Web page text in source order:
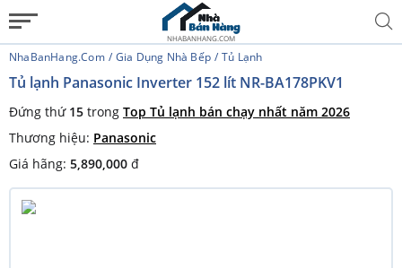
NHABANHANG.COM
NhaBanHang.com Gia Dụng Nhà Bếp Tủ Lạnh
Tủ lạnh Panasonic Inverter 152 lít NR-BA178PKV1
Đứng thứ 15 trong Top Tủ lạnh bán chạy nhất năm 2026
Thương hiệu: Panasonic
Giá hãng: 5,890,000 đ